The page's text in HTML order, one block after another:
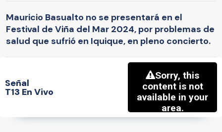
Mauricio Basualto no se presentará en el
Festival de Viña del Mar 2024, por problemas de
salud que sufrió en Iquique, en pleno concierto.
Señal
T13 En Vivo